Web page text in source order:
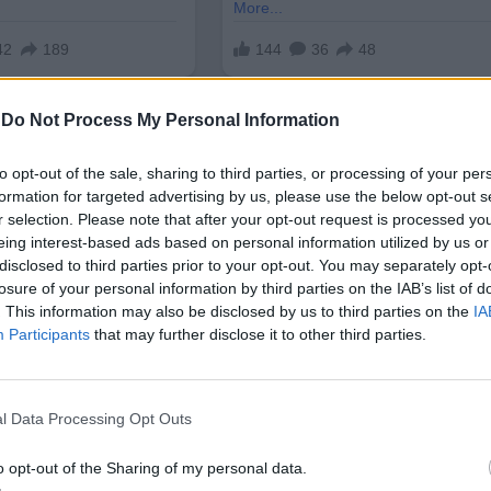
Do Not Process My Personal Information
opt-out of the sale, sharing to third parties, or processing of your
for targeted advertising by us, please use the below opt-out
selection. Please note that after your opt-out request is processed
interest-based ads based on personal information utilized by us
to third parties prior to your opt-out. You may separately
of your personal information by third parties on the IAB’s list of
This information may also be disclosed by us to third parties on the
Participants that may further disclose it to other third parties.
Data Processing Opt Outs
opt-out of the Sharing of my personal data.
ръководени от дъщерите на Владимир
от 2013 г., но управляваният от нея научен
ефективността му не може да се установи.
Тихонова е експерт в сферата на технологиите
е участвала в състезания и конкурси
ѝ Мария Воронцова са в